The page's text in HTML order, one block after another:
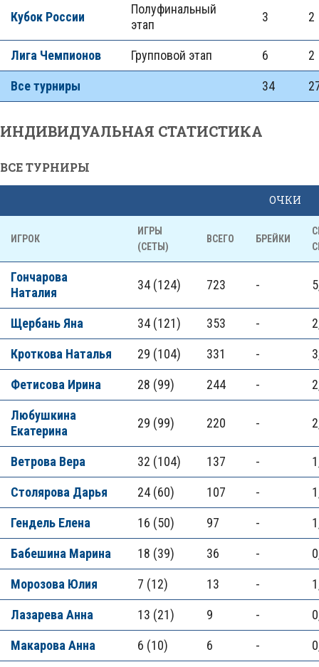
Кубок России
Полуфинальный
этап
3 2
Лига Чемпионов Групповой этап 6 2
Все турниры 34
ИНДИВИДУАЛЬНАЯ СТАТИСТИКА
ВСЕ ТУРНИРЫ
ОЧКИ
ИГРОК
ИГРЫ
(СЕТЫ)
ВСЕГО БРЕЙКИ
Гончарова
Наталия
34 (124) 723 -
Щербань Яна 34 (121) 353 -
Кроткова Наталья 29 (104) 331 -
Фетисова Ирина 28 (99) 244 -
Любушкина
Екатерина
29 (99) 220 -
Ветрова Вера 32 (104) 137 -
Столярова Дарья 24 (60) 107 -
Гендель Елена 16 (50) 97 -
Бабешина Марина 18 (39) 36 -
Морозова Юлия 7 (12) 13 -
Лазарева Анна 13 (21) 9 -
Макарова Анна 6 (10) 6 -